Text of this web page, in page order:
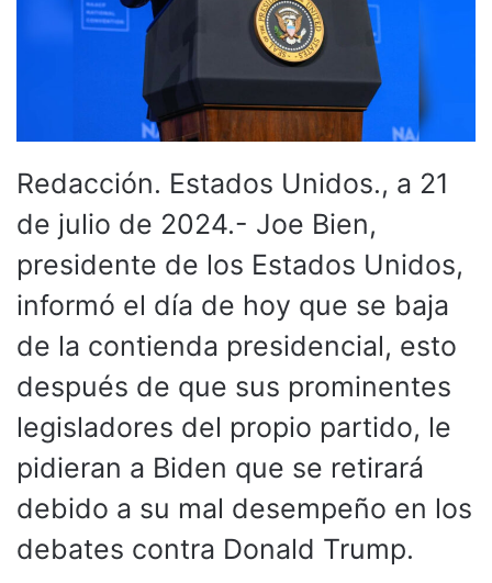
Redacción. Estados Unidos., a 21
de julio de 2024.- Joe Bien,
presidente de los Estados Unidos,
informó el día de hoy que se baja
de la contienda presidencial, esto
después de que sus prominentes
legisladores del propio partido, le
pidieran a Biden que se retirará
debido a su mal desempeño en los
debates contra Donald Trump.